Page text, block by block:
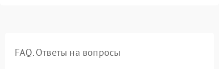
FAQ. Ответы на вопросы